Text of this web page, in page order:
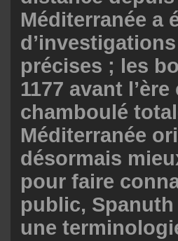
Méditerranée a
précises ; les
1177 avant
chamboulé
Méditerranée
désormais
pour faire
public,
une